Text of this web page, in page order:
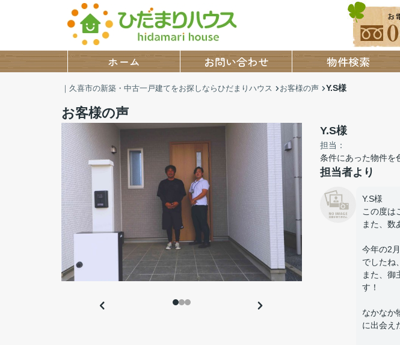
ホーム お問い合わせ 物件検索
｜久喜市の新築・中古一戸建てをお探しならひだまりハウス お客様の声 Y.S様
お客様の声
Y.S様
担当：
条件にあった物件を
担当者より
Y.S様
この度は
また、数
今年の2
でしたね
また、御
す！
なかなか
に出会え